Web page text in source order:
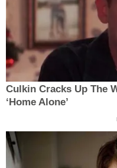
Culkin Cracks Up The
‘Home Alone’